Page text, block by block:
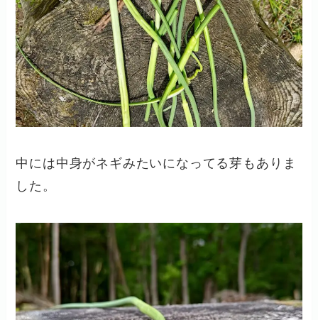
中には中身がネギみたいになってる芽もありま
した。